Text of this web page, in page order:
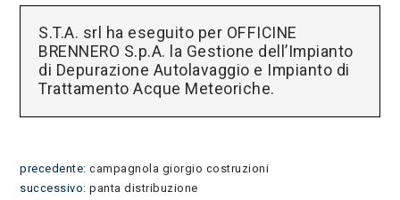
S.T.A. srl ha eseguito per OFFICINE
BRENNERO S.p.A. la Gestione dell’Impianto
di Depurazione Autolavaggio e Impianto di
Trattamento Acque Meteoriche.
precedente:campagnola giorgio costruzioni
successivo:panta distribuzione